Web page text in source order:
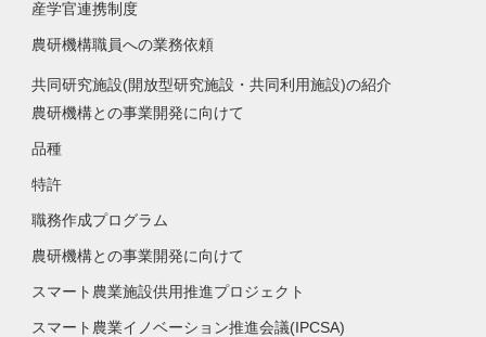
産学官連携制度
農研機構職員への業務依頼
共同研究施設(開放型研究施設・共同利用施設)の紹介
農研機構との事業開発に向けて
品種
特許
職務作成プログラム
農研機構との事業開発に向けて
スマート農業施設供用推進プロジェクト
スマート農業イノベーション推進会議(IPCSA)